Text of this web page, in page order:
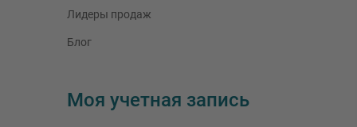
Лидеры продаж
Блог
Моя учетная запись